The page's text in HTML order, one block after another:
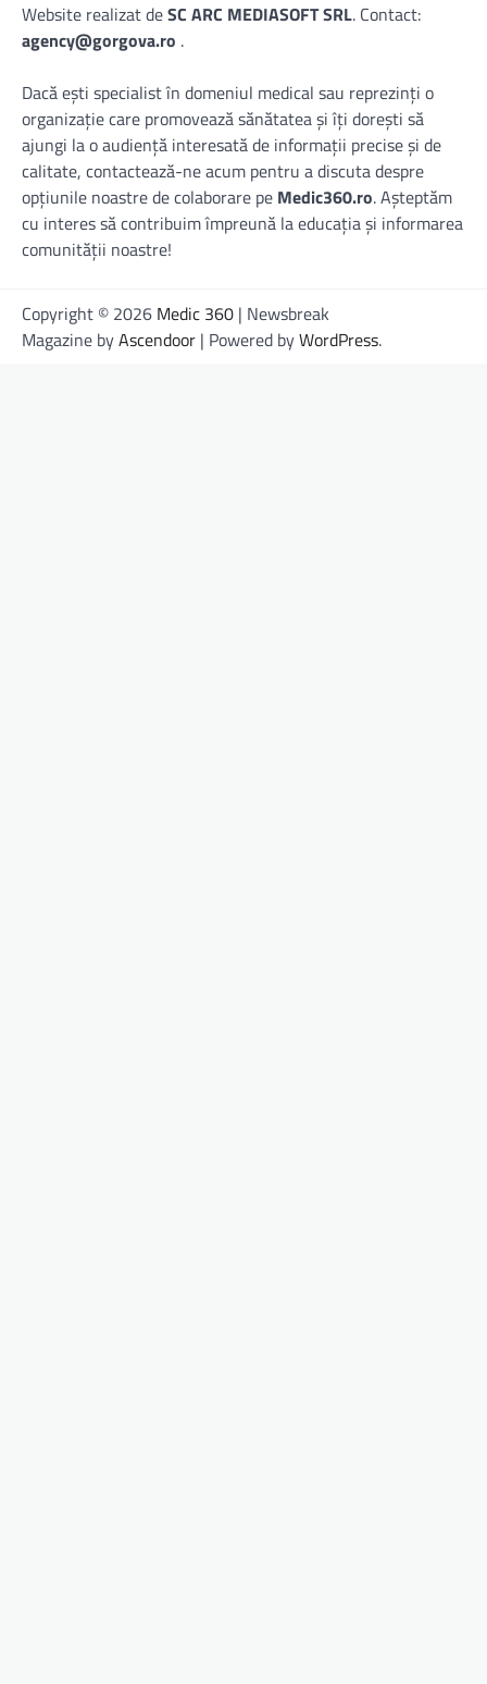
Website realizat deSC ARC MEDIASOFT SRL. Contact:
agency@gorgova.ro .
Dacă ești specialist în domeniul medical sau reprezinți o
organizație care promovează sănătatea și îți dorești să
ajungi la o audiență interesată de informații precise și de
calitate, contactează-ne acum pentru a discuta despre
opțiunile noastre de colaborare pe Medic360.ro. Așteptăm
cu interes să contribuim împreună la educația și informarea
comunității noastre!
Copyright © 2026 Medic 360 | Newsbreak
Magazine byAscendoor | Powered byWordPress.